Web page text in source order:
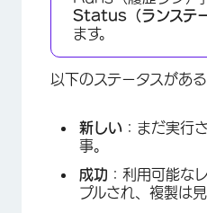
Status（ランステー
ます。
以下のステータスがある
新しい ：まだ実行
事。
成功 ：利用可能な
プルされ、複製は